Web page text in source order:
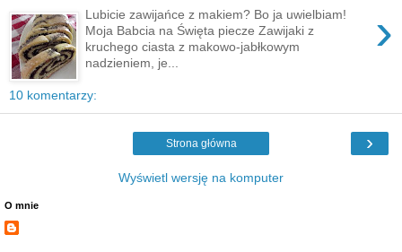
›
Lubicie zawijańce z makiem? Bo ja uwielbiam!
Moja Babcia na Święta piecze Zawijaki z
kruchego ciasta z makowo-jabłkowym
nadzieniem, je...
10 komentarzy:
›
Strona główna
Wyświetl wersję na komputer
O mnie